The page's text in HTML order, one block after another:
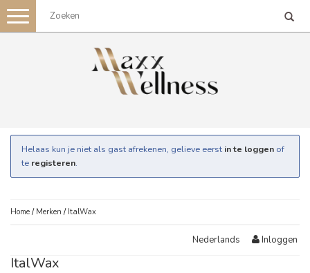
Toggle
navigation
Helaas kun je niet als gast afrekenen, gelieve eerst in te loggen of
te registeren.
Home / Merken / ItalWax
Nederlands Inloggen
ItalWax